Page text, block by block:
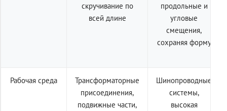
скручивание по
всей длине
продольные и
угловые
смещения,
сохраняя форму
Рабочая среда
Трансформаторные
присоединения,
подвижные части,
Шинопроводные
системы,
высокая